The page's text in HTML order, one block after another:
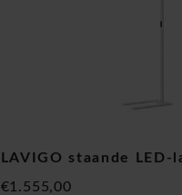
LAVIGO staande LED-
€1.555,00